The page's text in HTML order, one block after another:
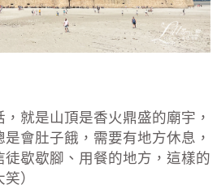
就是山頂是香火鼎盛的廟宇，
會肚子餓，需要有地方休息，
歇歇腳、用餐的地方，這樣的
）